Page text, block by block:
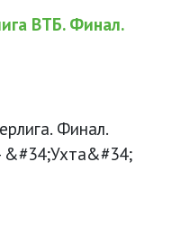
ВТБ. Финал.
Финал.